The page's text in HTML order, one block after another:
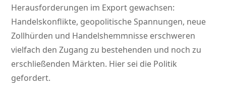
Herausforderungen im Export gewachsen:
Handelskonflikte, geopolitische Spannungen, neue
Zollhürden und Handelshemmnisse erschweren
vielfach den Zugang zu bestehenden und noch zu
erschließenden Märkten. Hier sei die Politik
gefordert.